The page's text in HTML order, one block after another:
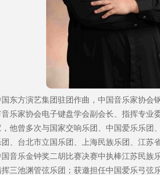
东方演艺集团驻团作曲，中国音乐家协会
乐家协会电子键盘学会副会长、指挥专业
他曾多次与国家交响乐团、中国爱乐乐团
、台北市立国乐团、上海民族乐团、江苏
音乐金钟奖二胡比赛决赛中执棒江苏民族
三池渊管弦乐团；获邀担任中国爱乐弓弦